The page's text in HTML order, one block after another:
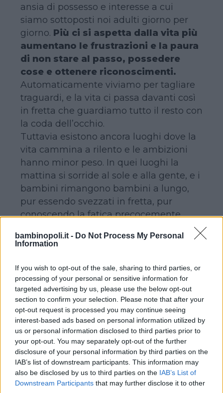
bambinopoli.it - Do Not Process My Personal
Information
If you wish to opt-out of the sale, sharing to third parties, or
processing of your personal or sensitive information for
targeted advertising by us, please use the below opt-out
section to confirm your selection. Please note that after your
opt-out request is processed you may continue seeing
interest-based ads based on personal information utilized by
us or personal information disclosed to third parties prior to
your opt-out. You may separately opt-out of the further
disclosure of your personal information by third parties on the
IAB’s list of downstream participants. This information may
also be disclosed by us to third parties on the IAB’s List of
Downstream Participants that may further disclose it to other
ansia di possesso e interesse a cui
siamo sottoposti noi adulti giorno per
giorno. Più ci si aspetta dalla vita più
aumentano le frustrazioni e la paura
di non stare al passo, possedere
cose e ottenere riconoscimenti.
Automaticamente viviamo per tagliare
traguardi, e la vita ci passa davanti così
in fretta che guardiamo tutto il resto con
la coda dell’occhio.
Tuttavia esistono ancora luoghi dove la
vita cammina a rilento e le ambizioni
hanno minor peso. In quei luoghi la
mattina si sorride al sole e alla gente, e i
bambini rimangono bambini a lungo,
pur essendo svezzati in fretta, pur
conoscendo la fatica precocemente.
l’altro lato della medaglia,una felicità
occidentali fanno tesoro. E con la
mente libera dal cancro
dell’inquietudine si apprezzano le cose
più semplici.
In alcuni luoghi il sogno, la magia e
l’impossibile non sono solo
ricreazioni, ma vere e proprie
chimere.
Mi trovavo nel sud est asiatico un paio di